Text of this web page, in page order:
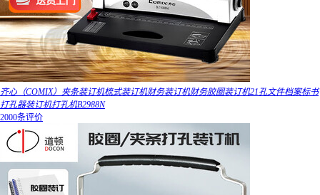
齐心（COMIX）夹条装订机梳式装订机财务装订机财务胶圈装订机21孔文件档案标书
打孔器装订机打孔机B2988N
2000条评价